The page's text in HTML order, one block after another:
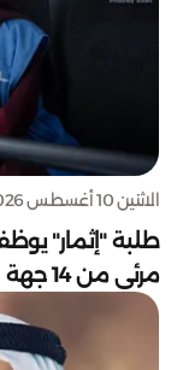
الاثنين 10 أغسطس 2026
طلبة "إثمار"
مرئي من 14 جهة حكومية بإمارة الشارقة